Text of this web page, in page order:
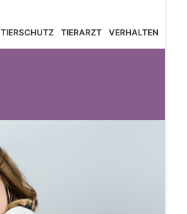
TIERSCHUTZ TIERARZT VERHALTEN